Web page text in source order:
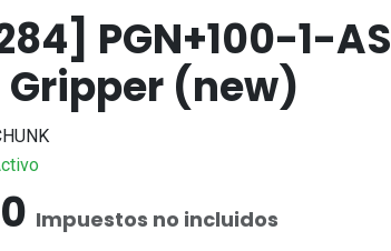
PGN+100-1-AS
(new)
Impuestos no incluidos